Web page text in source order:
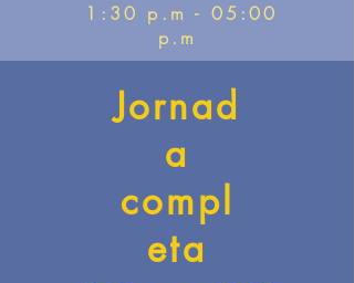
1:30 p.m - 05:00
p.m
Jornad
a
compl
eta